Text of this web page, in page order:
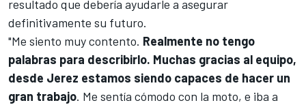
resultado que debería ayudarle a asegurar
definitivamente su futuro.
"Me siento muy contento. Realmente no tengo
palabras para describirlo. Muchas gracias al equipo,
desde Jerez estamos siendo capaces de hacer un
gran trabajo. Me sentía cómodo con la moto, e iba a